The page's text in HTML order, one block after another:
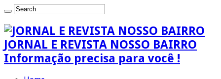
JORNAL E REVISTA NOSSO BAIRRO
Informação precisa para você !